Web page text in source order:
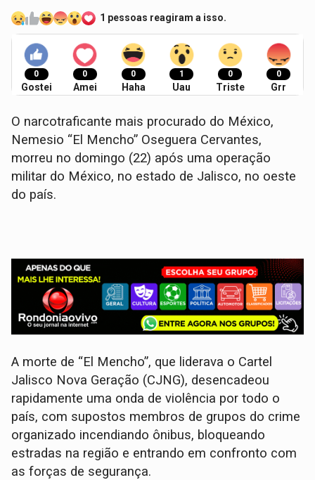
1 pessoas reagiram a isso.
0
Gostei
0
Amei
0
Haha
1
Uau
0
Triste
0
Grr
O narcotraficante mais procurado do México,
Nemesio “El Mencho” Oseguera Cervantes,
morreu no domingo (22) após uma operação
militar do México, no estado de Jalisco, no oeste
do país.
A morte de “El Mencho”, que liderava o Cartel
Jalisco Nova Geração (CJNG), desencadeou
rapidamente uma onda de violência por todo o
país, com supostos membros de grupos do crime
organizado incendiando ônibus, bloqueando
estradas na região e entrando em confronto com
as forças de segurança.